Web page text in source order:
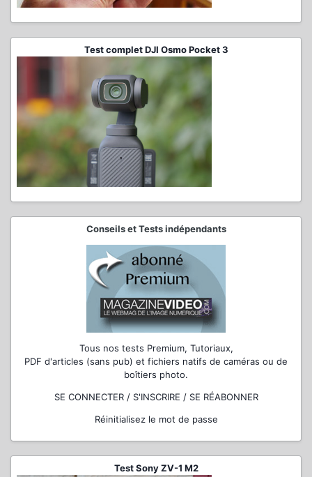
Test complet DJI Osmo Pocket 3
Conseils et Tests indépendants
Tous nos tests Premium, Tutoriaux,
PDF d'articles (sans pub) et fichiers natifs de caméras ou de
boîtiers photo.
SE CONNECTER / S'INSCRIRE / SE RÉABONNER
Réinitialisez le mot de passe
Test Sony ZV-1 M2